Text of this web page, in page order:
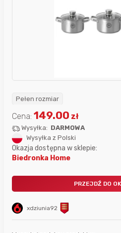
Pełen rozmiar
xdziunia92
Cena: 149.00 zł
Wysyłka: DARMOWA
Wysyłka z Polski
Okazja dostępna w sklepie:
Biedronka Home
PRZEJDŹ DO